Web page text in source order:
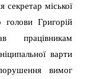
секретар міської
голови Григорій
працівникам
варти
вимог